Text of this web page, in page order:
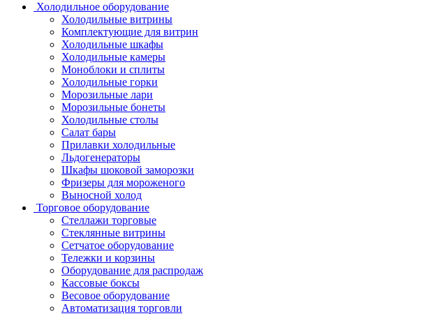
Холодильное оборудование
Холодильные витрины
Комплектующие для витрин
Холодильные шкафы
Холодильные камеры
Моноблоки и сплиты
Холодильные горки
Морозильные лари
Морозильные бонеты
Холодильные столы
Салат бары
Прилавки холодильные
Льдогенераторы
Шкафы шоковой заморозки
Фризеры для мороженого
Выносной холод
Торговое оборудование
Стеллажи торговые
Стеклянные витрины
Сетчатое оборудование
Тележки и корзины
Оборудование для распродаж
Кассовые боксы
Весовое оборудование
Автоматизация торговли